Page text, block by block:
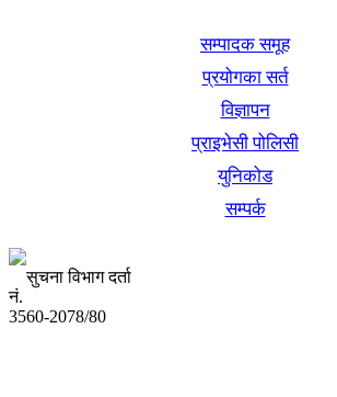
सम्पादक समूह
प्रयोगका सर्त
विज्ञापन
प्राइभेसी पोलिसी
युनिकोड
सम्पर्क
सुचना विभाग दर्ता
नं.
3560-2078/80